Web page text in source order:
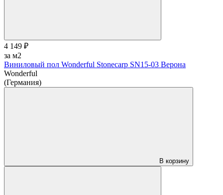
4 149 ₽
за м2
Виниловый пол Wonderful Stonecarp SN15-03 Верона
Wonderful
(Германия)
В корзину